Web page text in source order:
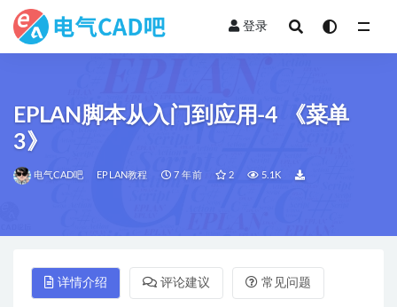
登录
EPLAN脚本从入门到应用-4 《菜单
3》
电气CAD吧 EPLAN教程 7 年前 2 5.1K
详情介绍 评论建议 常见问题